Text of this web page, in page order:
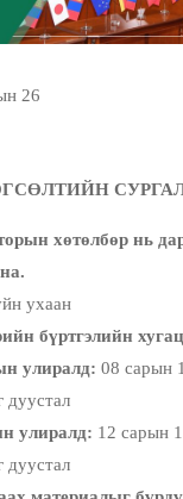
26
хөтөлбөр нь
бүртгэлийн
08 сарын
дуустал
12 сарын
дуустал